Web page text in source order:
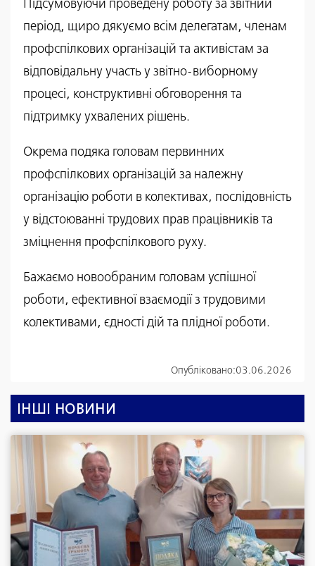
Підсумовуючи проведену роботу за звітний
період, щиро дякуємо всім делегатам, членам
профспілкових організацій та активістам за
відповідальну участь у звітно-виборному
процесі, конструктивні обговорення та
підтримку ухвалених рішень.
Окрема подяка головам первинних
профспілкових організацій за належну
організацію роботи в колективах, послідовність
у відстоюванні трудових прав працівників та
зміцнення профспілкового руху.
Бажаємо новообраним головам успішної
роботи, ефективної взаємодії з трудовими
колективами, єдності дій та плідної роботи.
Опубліковано:03.06.2026
ІНШІ НОВИНИ